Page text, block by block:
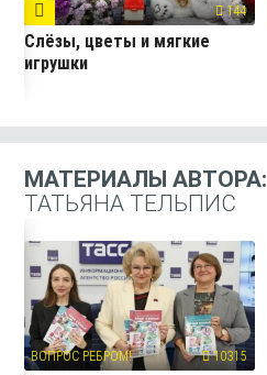
144
Слёзы, цветы и мягкие
игрушки
МАТЕРИАЛЫ АВТОРА:
ТАТЬЯНА ТЕЛЬПИС
ВОПРОС РЕБРОМ! 10315